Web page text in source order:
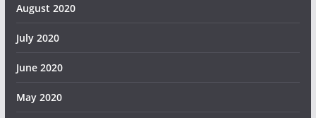
August 2020
July 2020
June 2020
May 2020